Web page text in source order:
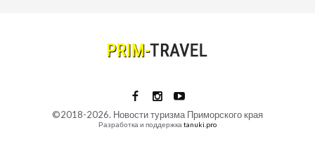
©2018-2026. Новости туризма Приморского края
Разработка и поддержкаtanuki.pro